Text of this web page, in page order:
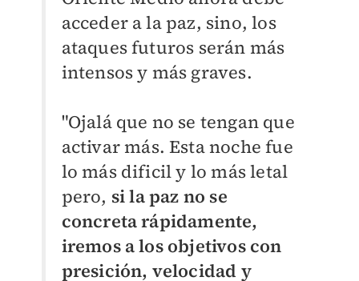
acceder a la paz, sino, los
ataques futuros serán más
intensos y más graves.
"Ojalá que no se tengan que
activar más. Esta noche fue
lo más dificil y lo más letal
pero, si la paz no se
concreta rápidamente,
iremos a los objetivos con
presición, velocidad y